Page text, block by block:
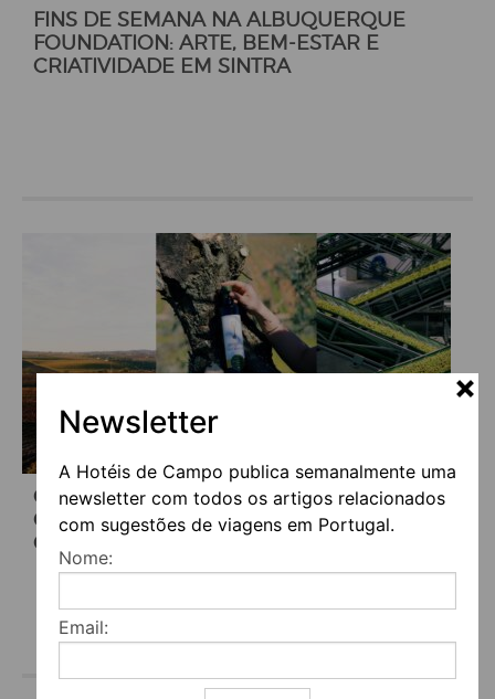
Newsletter
A Hotéis de Campo publica semanalmente uma
newsletter com todos os artigos relacionados
com sugestões de viagens em Portugal.
Nome:
Email:
FINS DE SEMANA NA ALBUQUERQUE
FOUNDATION: ARTE, BEM-ESTAR E
CRIATIVIDADE EM SINTRA
CASA RELVAS ABRE PORTAS DO LAGAR E
CONVIDA VISITANTES A ACOMPANHAR A
CAMPANHA DA AZEITONA NO ALENTEJO